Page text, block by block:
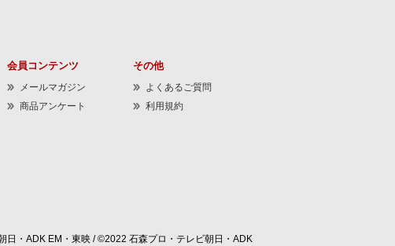
会員コンテンツ
メールマガジン
商品アンケート
その他
よくあるご質問
利用規約
・ADK EM・東映 / ©2022 石森プロ・テレビ朝日・ADK